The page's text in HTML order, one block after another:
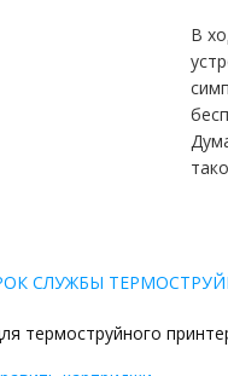
В
СЛУЖБЫ
термоструйного